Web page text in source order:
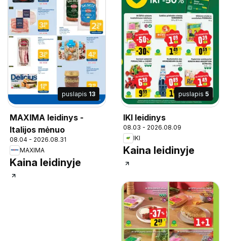
puslapis 13
MAXIMA leidinys -
Italijos mėnuo
08.04 - 2026.08.31
MAXIMA
Kaina leidinyje
puslapis 5
IKI leidinys
08.03 - 2026.08.09
IKI
Kaina leidinyje